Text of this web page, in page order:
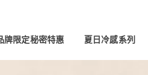
牌限定秘密特惠 夏日冷感系列